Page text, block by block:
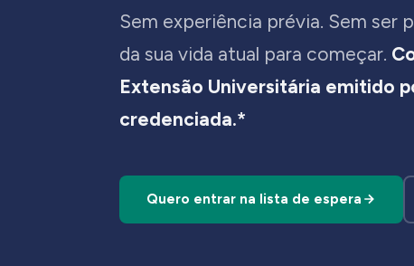
Sem experiência prévia. Sem ser
da sua vida atual para começar.
Extensão Universitária emitido
credenciada.*
Quero entrar na lista de espera